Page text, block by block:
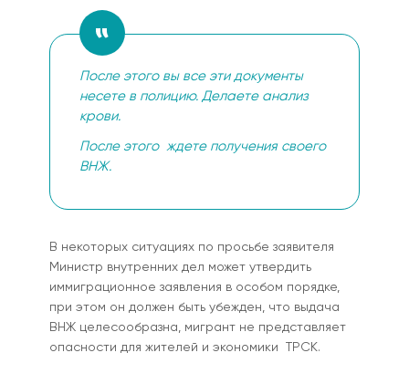
После этого вы все эти документы
несете в полицию. Делаете анализ
крови.
После этого ждете получения своего
ВНЖ.
В некоторых ситуациях по просьбе заявителя
Министр внутренних дел может утвердить
иммиграционное заявления в особом порядке,
при этом он должен быть убежден, что выдача
ВНЖ целесообразна, мигрант не представляет
опасности для жителей и экономики ТРСК.